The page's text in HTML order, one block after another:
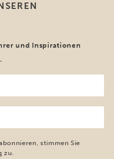
und Inspirationen
stimmen Sie
zu.